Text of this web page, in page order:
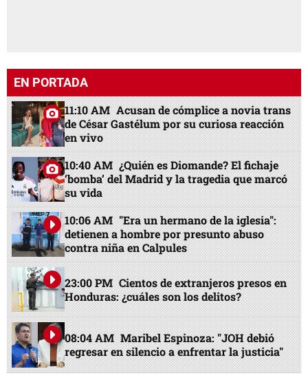
EN PORTADA
11:10 AM Acusan de cómplice a novia trans
de César Gastélum por su curiosa reacción
en vivo
10:40 AM ¿Quién es Diomande? El fichaje
‘bomba’ del Madrid y la tragedia que marcó
su vida
10:06 AM "Era un hermano de la iglesia":
detienen a hombre por presunto abuso
contra niña en Calpules
23:00 PM Cientos de extranjeros presos en
Honduras: ¿cuáles son los delitos?
08:04 AM Maribel Espinoza: "JOH debió
regresar en silencio a enfrentar la justicia"